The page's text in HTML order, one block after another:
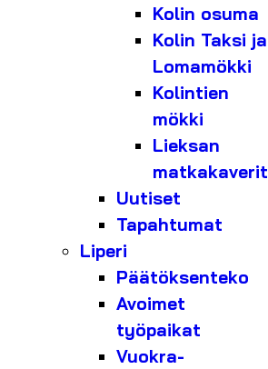
Kolin osuma
Kolin Taksi ja
Lomamökki
Kolintien
mökki
Lieksan
matkakaverit
Uutiset
Tapahtumat
Liperi
Päätöksenteko
Avoimet
työpaikat
Vuokra-